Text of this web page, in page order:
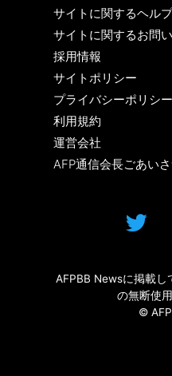
サイトに関するヘル
サイトに関するお問
採用情報
サイトポリシー
プライバシーポリシー
利用規約
運営会社
AFP通信会長ごあい
AFPBB Newsに掲載
の無断使
©